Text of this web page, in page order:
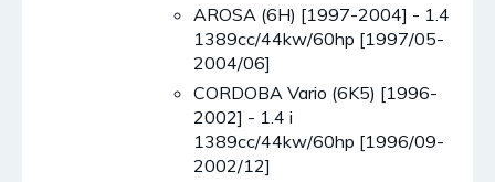
AROSA (6H) [1997-2004] - 1.4
1389cc/44kw/60hp [1997/05-
2004/06]
CORDOBA Vario (6K5) [1996-
2002] - 1.4 i
1389cc/44kw/60hp [1996/09-
2002/12]